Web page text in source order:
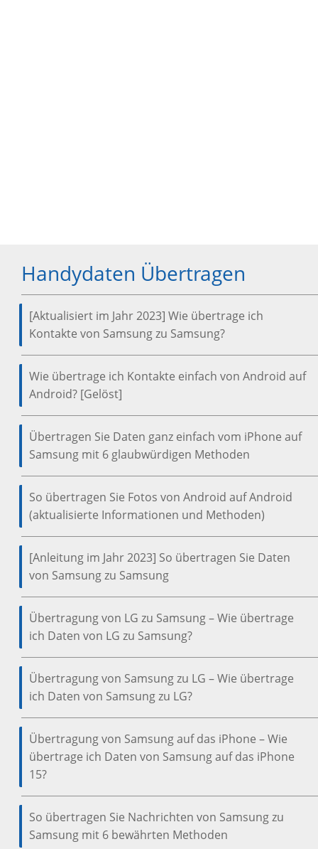
Handydaten Übertragen
[Aktualisiert im Jahr 2023] Wie übertrage ich
Kontakte von Samsung zu Samsung?
Wie übertrage ich Kontakte einfach von Android auf
Android? [Gelöst]
Übertragen Sie Daten ganz einfach vom iPhone auf
Samsung mit 6 glaubwürdigen Methoden
So übertragen Sie Fotos von Android auf Android
(aktualisierte Informationen und Methoden)
[Anleitung im Jahr 2023] So übertragen Sie Daten
von Samsung zu Samsung
Übertragung von LG zu Samsung – Wie übertrage
ich Daten von LG zu Samsung?
Übertragung von Samsung zu LG – Wie übertrage
ich Daten von Samsung zu LG?
Übertragung von Samsung auf das iPhone – Wie
übertrage ich Daten von Samsung auf das iPhone
15?
So übertragen Sie Nachrichten von Samsung zu
Samsung mit 6 bewährten Methoden